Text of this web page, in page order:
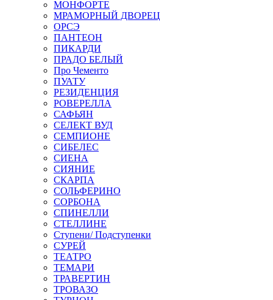
МОНФОРТЕ
МРАМОРНЫЙ ДВОРЕЦ
ОРСЭ
ПАНТЕОН
ПИКАРДИ
ПРАДО БЕЛЫЙ
Про Чементо
ПУАТУ
РЕЗИДЕНЦИЯ
РОВЕРЕЛЛА
САФЬЯН
СЕЛЕКТ ВУД
СЕМПИОНЕ
СИБЕЛЕС
СИЕНА
СИЯНИЕ
СКАРПА
СОЛЬФЕРИНО
СОРБОНА
СПИНЕЛЛИ
СТЕЛЛИНЕ
Ступени/ Подступенки
СУРЕЙ
ТЕАТРО
ТЕМАРИ
ТРАВЕРТИН
ТРОВАЗО